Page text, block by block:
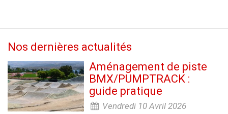
Nos dernières actualités
Aménagement de piste
BMX/PUMPTRACK :
guide pratique
Vendredi 10 Avril 2026